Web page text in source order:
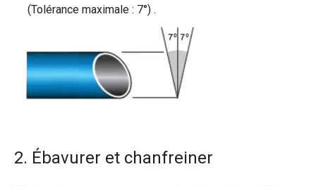
(Tolérance maximale : 7°) .
2. Ébavurer et chanfreiner